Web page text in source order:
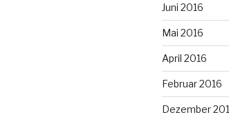
Juni 2016
Mai 2016
April 2016
Februar 2016
Dezember